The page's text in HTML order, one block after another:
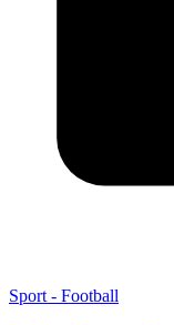
Sport - Football